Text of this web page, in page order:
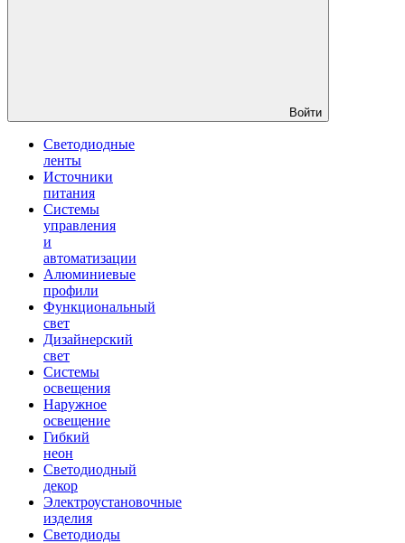
Войти
Светодиодные
ленты
Источники
питания
Системы
управления
и
автоматизации
Алюминиевые
профили
Функциональный
свет
Дизайнерский
свет
Системы
освещения
Наружное
освещение
Гибкий
неон
Светодиодный
декор
Электроустановочные
изделия
Светодиоды